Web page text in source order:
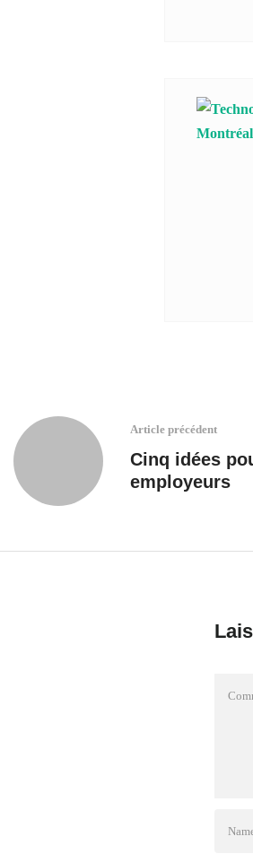
Article précédent
Cinq idées
employeurs